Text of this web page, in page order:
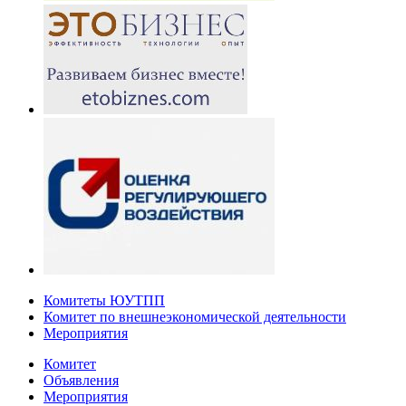
Комитеты ЮУТПП
Комитет по внешнеэкономической деятельности
Мероприятия
Комитет
Объявления
Мероприятия